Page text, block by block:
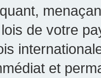
de votre
et